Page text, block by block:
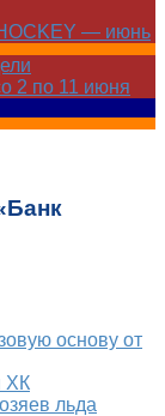
— июнь
2 по 11 июня
основу от
ХК
льда